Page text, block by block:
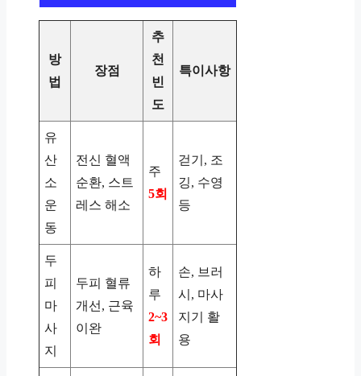
방
법
장점
추
천
빈
도
특이사항
유
산
소
운
동
전신 혈액
순환, 스트
레스 해소
주
5회
걷기, 조
깅, 수영
등
두
피
마
사
지
두피 혈류
개선, 근육
이완
하
루
2~3
회
손, 브러
시, 마사
지기 활
용